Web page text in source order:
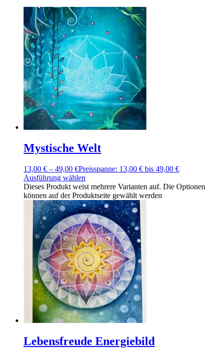
Mystische Welt
13,00 € – 49,00 €Preisspanne: 13,00 € bis 49,00 €
Ausführung wählen
Dieses Produkt weist mehrere Varianten auf. Die Optionen
können auf der Produktseite gewählt werden
Lebensfreude Energiebild